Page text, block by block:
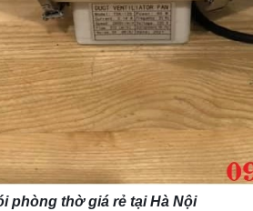
phòng thờ giá rẻ tại Hà Nội